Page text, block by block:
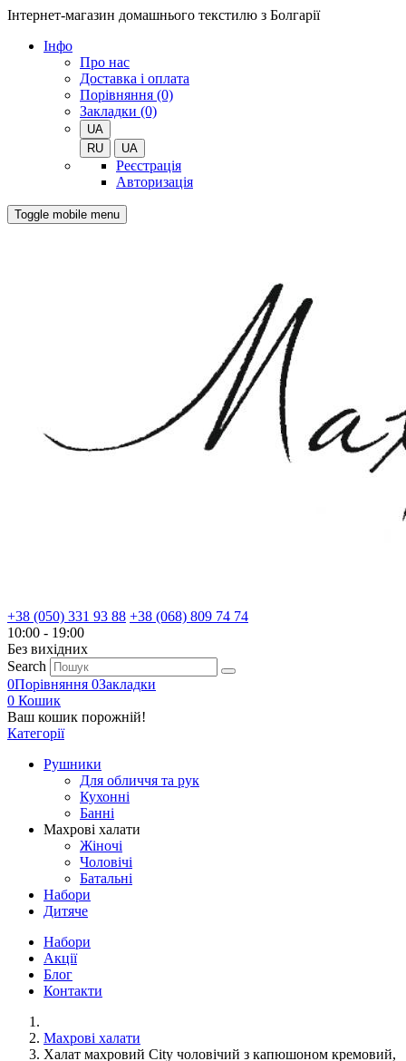
Інтернет-магазин домашнього текстилю з Болгарії
Iнфо
Про нас
Доставка і оплата
Порівняння (0)
Закладки (0)
UA
RU
UA
Реєстрація
Авторизація
Toggle mobile menu
+38 (050) 331 93 88 +38 (068) 809 74 74
10:00 - 19:00
Без вихiдних
Search
0Порівняння 0Закладки
0 Кошик
Ваш кошик порожній!
Категорії
Рушники
Для обличчя та рук
Кухонні
Банні
Махрові халати
Жіночі
Чоловічі
Батальні
Набори
Дитяче
Набори
Акції
Блог
Контакти
Махрові халати
Халат махровий City чоловічий з капюшоном кремовий,